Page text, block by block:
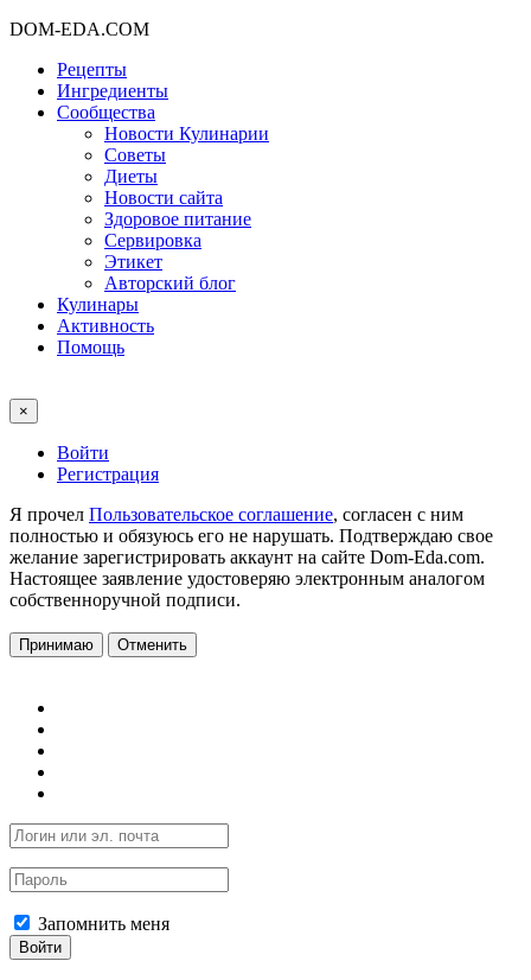
DOM-EDA.COM
Рецепты
Ингредиенты
Сообщества
Новости Кулинарии
Советы
Диеты
Новости сайта
Здоровое питание
Сервировка
Этикет
Авторский блог
Кулинары
Активность
Помощь
×
Войти
Регистрация
Я прочел Пользовательское соглашение, согласен с ним
полностью и обязуюсь его не нарушать. Подтверждаю свое
желание зарегистрировать аккаунт на сайте Dom-Eda.com.
Настоящее заявление удостоверяю электронным аналогом
собственноручной подписи.
Принимаю Отменить
Запомнить меня
Войти